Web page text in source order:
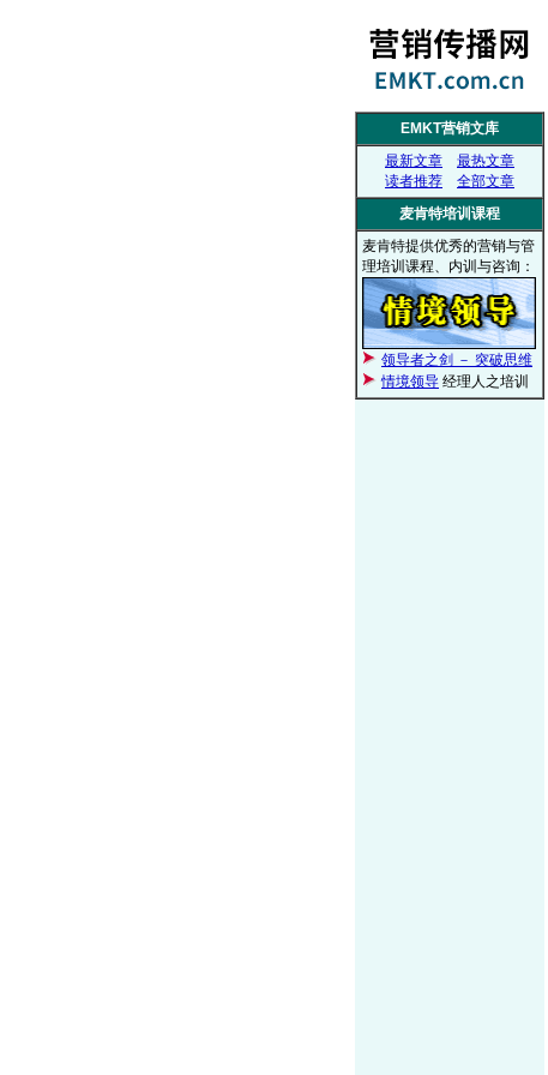
EMKT营销文库
最新文章
最热文章
读者推荐
全部文章
麦肯特培训课程
麦肯特提供优秀的营销与管
理培训课程、内训与咨询：
领导者之剑 － 突破思维
情境领导 经理人之培训